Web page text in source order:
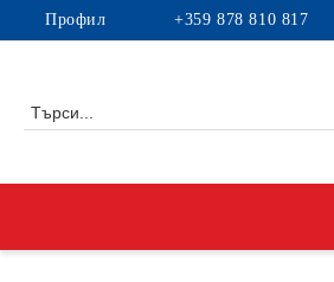
Профил +359 878 810 817